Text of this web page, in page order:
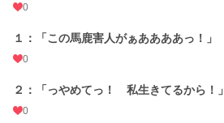
お気に入り
24h.ポイント 0 pt
文字数
0
１：「この馬鹿害人がぁああああっ！」
0
２：「っやめてっ！ 私生きてるから！」
0